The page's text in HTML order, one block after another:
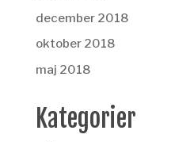
december 2018
oktober 2018
maj 2018
Kategorier